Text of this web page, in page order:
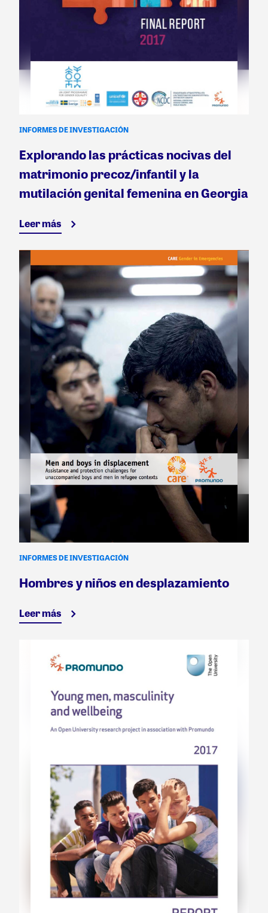
INFORMES DE INVESTIGACIÓN
Explorando las prácticas nocivas del
matrimonio precoz/infantil y la
mutilación genital femenina en Georgia
Leer más
INFORMES DE INVESTIGACIÓN
Hombres y niños en desplazamiento
Leer más